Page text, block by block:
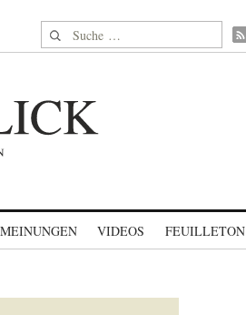
Suche nach:
MEINUNGEN VIDEOS FEUILLETON